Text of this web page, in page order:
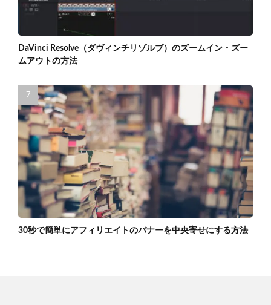
DaVinci Resolve（ダヴィンチリゾルブ）のズームイン・ズー
ムアウトの方法
30秒で簡単にアフィリエイトのバナーを中央寄せにする方法